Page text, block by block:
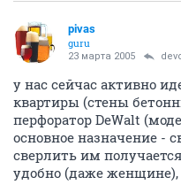
pivas
guru
23 марта 2005
у нас сейчас активно
квартиры (стены
перфоратор DeWalt
основное назначение -
сверлить им
удобно (даже женщине),